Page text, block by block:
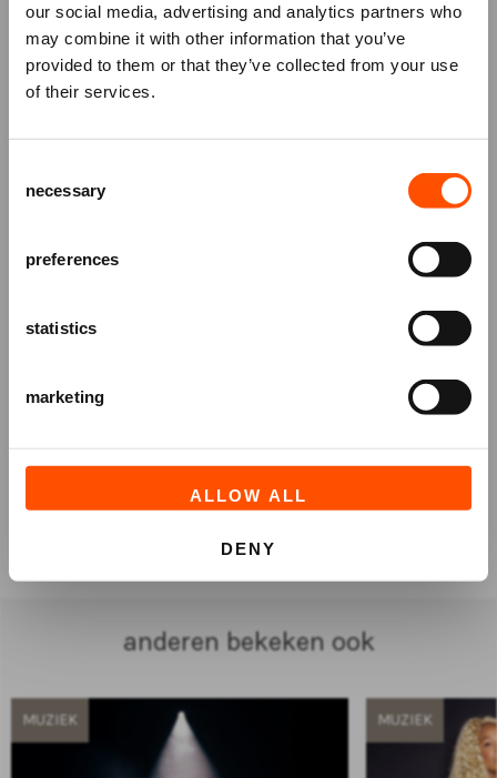
our social media, advertising and analytics partners who
may combine it with other information that you’ve
provided to them or that they’ve collected from your use
of their services.
Selection
necessary
preferences
statistics
marketing
ALLOW ALL
DENY
TICKETS
anderen bekeken ook
MUZIEK MUZIEK
Mis niks
en speciale aanbiedingen!